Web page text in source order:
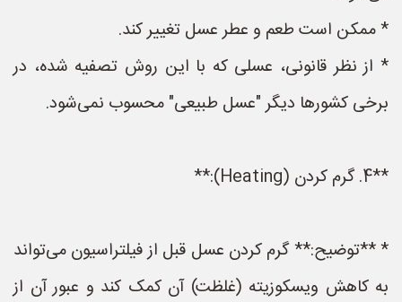
* ممکن است طعم و عطر عسل تغییر کند.
* از نظر قانونی، عسلی که با این روش تصفیه شده، در
برخی کشورها دیگر "عسل طبیعی" محسوب نمی‌شود.
**4. گرم کردن (Heating):**
* **توضیح:** گرم کردن عسل قبل از فیلتراسیون می‌تواند
به کاهش ویسکوزیته (غلظت) آن کمک کند و عبور آن از